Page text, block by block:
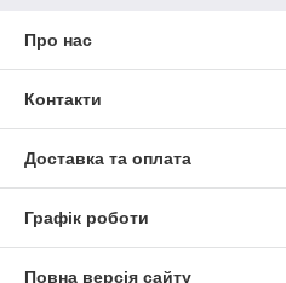
Про нас
Контакти
Доставка та оплата
Графік роботи
Повна версія сайту